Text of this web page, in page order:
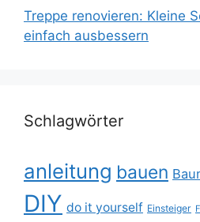
Treppe renovieren: Kleine
einfach ausbessern
Schlagwörter
anleitung bauen
DIY do it yourself Einsteiger